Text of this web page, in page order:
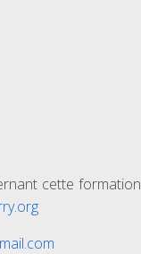
cette formation